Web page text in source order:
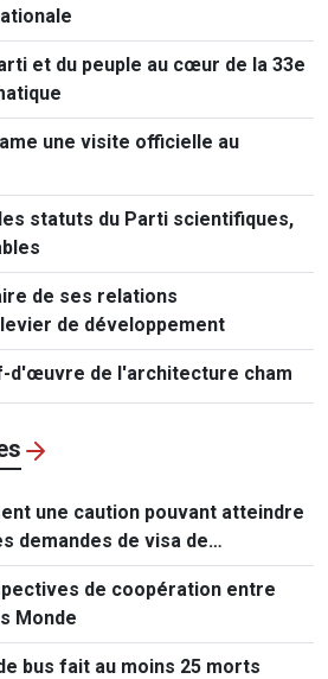
et du peuple au cœur de la 33e
une visite officielle au
statuts du Parti scientifiques,
de ses relations
de développement
d'œuvre de l'architecture cham
une caution pouvant atteindre
demandes de visa de
de coopération entre
Monde
bus fait au moins 25 morts